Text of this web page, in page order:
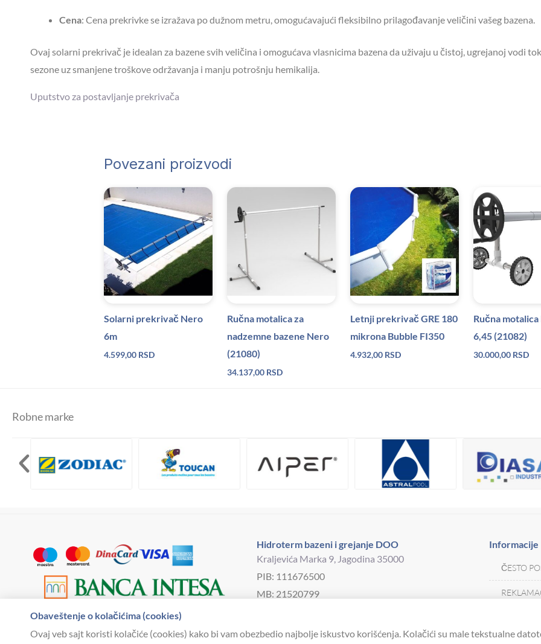
Cena: Cena prekrivke se izražava po dužnom metru, omogućavajući fleksibilno prilagođavanje veličini vašeg bazena.
Ovaj solarni prekrivač je idealan za bazene svih veličina i omogućava vlasnicima bazena da uživaju u čistoj, ugrejanoj vodi
sezone uz smanjene troškove održavanja i manju potrošnju hemikalija.
Uputstvo za postavljanje prekrivača
Povezani proizvodi
Solarni prekrivač Nero
6m
4.599,00 RSD
Ručna motalica za
nadzemne bazene Nero
(21080)
34.137,00 RSD
Letnji prekrivač GRE 180
mikrona Bubble FI350
4.932,00 RSD
Ručna
6,45 (21082)
30.000,00 RSD
Robne marke
Hidroterm bazeni i grejanje DOO
Kraljevića Marka 9, Jagodina 35000
PIB: 111676500
MB: 21520799
hidrotermjagodina@yahoo.com
Informacije
ČESTO
Obaveštenje o kolačićima (cookies)
Ovaj veb sajt koristi kolačiće (cookies) kako bi vam obezbedio najbolje iskustvo korišćenja. Kolačići su male tekstualne